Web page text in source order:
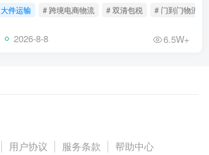
大件运输 # 跨境电商物流 # 双清包税 # 门到门物流
2026-8-8 6.5W+
用户协议 服务条款 帮助中心